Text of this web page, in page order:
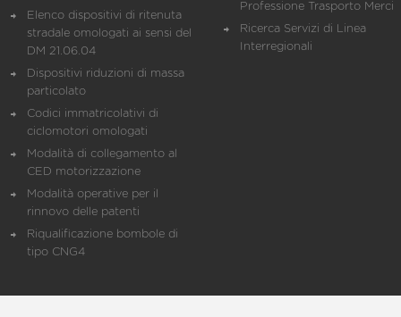
Elenco dispositivi di ritenuta
stradale omologati ai sensi del
DM 21.06.04
Dispositivi riduzioni di massa
particolato
Codici immatricolativi di
ciclomotori omologati
Modalità di collegamento al
CED motorizzazione
Modalità operative per il
rinnovo delle patenti
Riqualificazione bombole di
tipo CNG4
Professione Trasporto Merci
Ricerca Servizi di Linea
Interregionali